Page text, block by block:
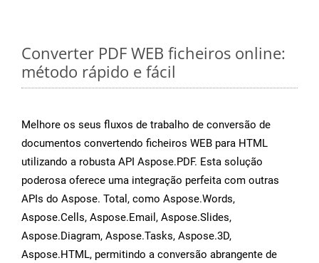
Converter PDF WEB ficheiros online:
método rápido e fácil
Melhore os seus fluxos de trabalho de conversão de
documentos convertendo ficheiros WEB para HTML
utilizando a robusta API Aspose.PDF. Esta solução
poderosa oferece uma integração perfeita com outras
APIs do Aspose. Total, como Aspose.Words,
Aspose.Cells, Aspose.Email, Aspose.Slides,
Aspose.Diagram, Aspose.Tasks, Aspose.3D,
Aspose.HTML, permitindo a conversão abrangente de